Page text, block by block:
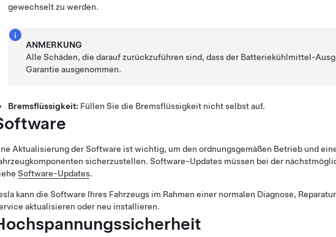
gewechselt zu werden.
ANMERKUNG
Alle Schäden, die darauf zurückzuführen sind, dass der Batteriekühlmittel-
Garantie ausgenommen.
Bremsflüssigkeit: Füllen Sie die Bremsflüssigkeit nicht selbst auf.
Aktualisierung der Software ist wichtig, um den ordnungsgemäßen Betrieb und
sicherzustellen. Software-Updates müssen bei der
Software-Updates.
kann die Software Ihres Fahrzeugs im Rahmen einer normalen Diagnose,
aktualisieren oder neu installieren.